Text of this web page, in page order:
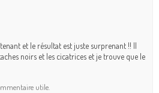
et le résultat est juste surprenant !! Il
noirs et les cicatrices et je trouve que le
utile.